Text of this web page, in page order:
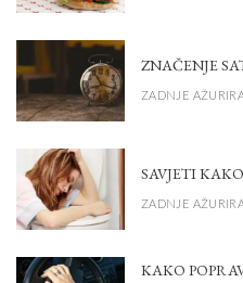
ZNAČENJE
ZADNJE
SAVJETI
ZADNJE
KAKO